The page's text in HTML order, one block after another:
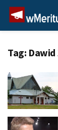
Tag: